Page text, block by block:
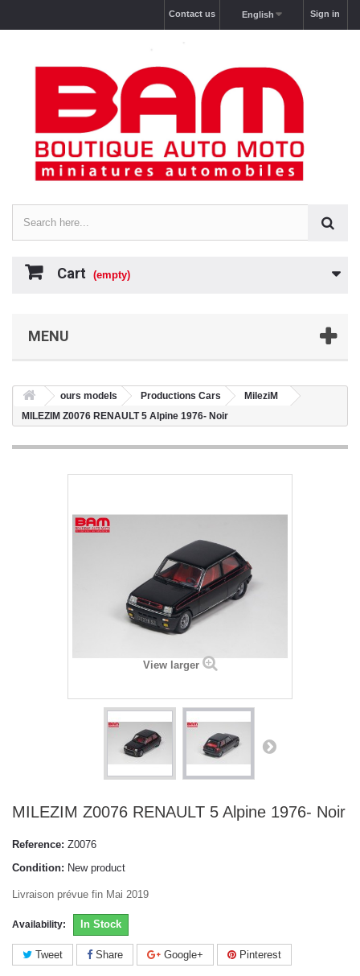
Sign in
English
Contact us
Cart (empty)
MENU
ours models Productions Cars
MileziM
MILEZIM Z0076 RENAULT 5 Alpine 1976- Noir
View larger
MILEZIM Z0076 RENAULT 5 Alpine 1976- Noir
Reference: Z0076
Condition: New product
Livraison prévue fin Mai 2019
Availability: In Stock
Tweet Share Google+ Pinterest